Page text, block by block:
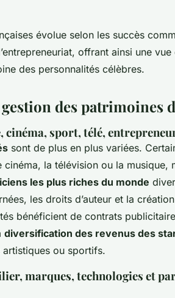
évolue selon les succès
offrant ainsi une vue
des personnalités célèbres.
des patrimoines
cinéma, sport, télé,
sont de plus en plus variées.
la télévision ou la musique,
les plus riches du monde
les droits d’auteur et la
bénéficient de contrats
diversification des revenus des
ou sportifs.
marques, technologies et